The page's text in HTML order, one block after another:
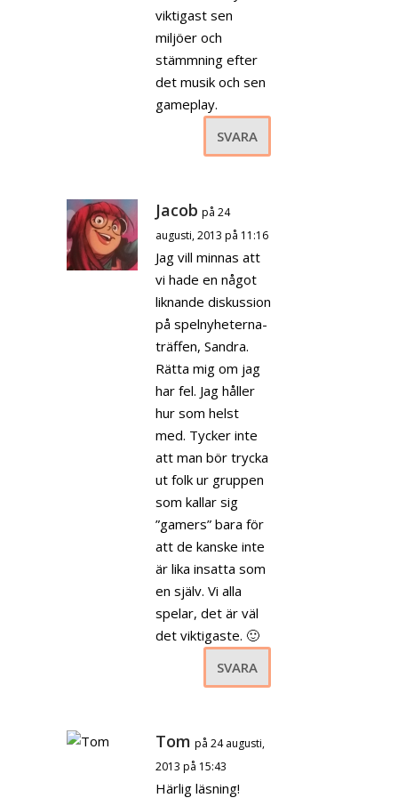
viktigast sen
miljöer och
stämmning efter
det musik och sen
gameplay.
SVARA
Jacob på 24
augusti, 2013 på 11:16
Jag vill minnas att
vi hade en något
liknande diskussion
på spelnyheterna-
träffen, Sandra.
Rätta mig om jag
har fel. Jag håller
hur som helst
med. Tycker inte
att man bör trycka
ut folk ur gruppen
som kallar sig
”gamers” bara för
att de kanske inte
är lika insatta som
en själv. Vi alla
spelar, det är väl
det viktigaste. 🙂
SVARA
Tom på 24 augusti,
2013 på 15:43
Härlig läsning!